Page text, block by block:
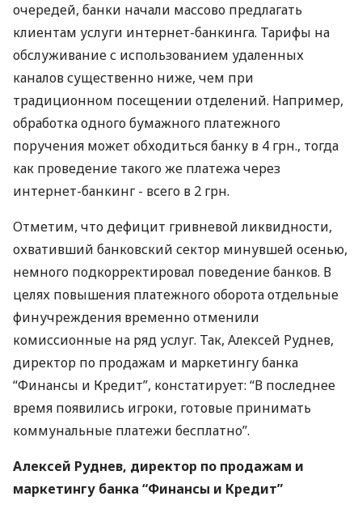
очередей, банки начали массово предлагать
клиентам услуги интернет-банкинга. Тарифы на
обслуживание с использованием удаленных
каналов существенно ниже, чем при
традиционном посещении отделений. Например,
обработка одного бумажного платежного
поручения может обходиться банку в 4 грн., тогда
как проведение такого же платежа через
интернет-банкинг - всего в 2 грн.
Отметим, что дефицит гривневой ликвидности,
охвативший банковский сектор минувшей осенью,
немного подкорректировал поведение банков. В
целях повышения платежного оборота отдельные
финучреждения временно отменили
комиссионные на ряд услуг. Так, Алексей Руднев,
директор по продажам и маркетингу банка
“Финансы и Кредит”, констатирует: “В последнее
время появились игроки, готовые принимать
коммунальные платежи бесплатно”.
Алексей Руднев, директор по продажам и
маркетингу банка “Финансы и Кредит”